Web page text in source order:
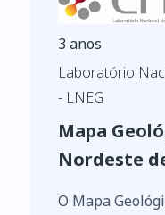
3 anos
Laboratório
- LNEG
Mapa
Nordeste
O Mapa